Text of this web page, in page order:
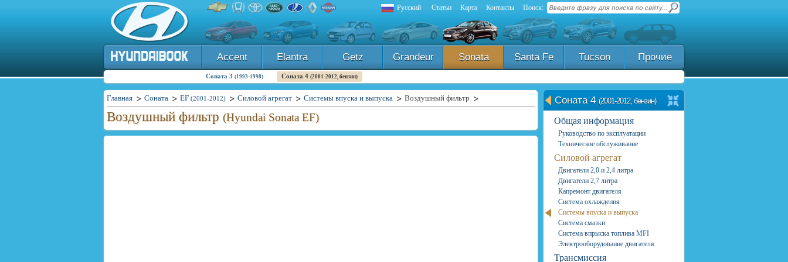
Русский Статьи Карта Контакты Поиск:
Accent Elantra Getz Grandeur Sonata Santa Fe Tucson Прочие
Соната 3 (1993-1998) Соната 4 (2001-2012, бензин)
Главная Соната EF (2001-2012) Силовой агрегат Системы впуска и выпуска Воздушный фильтр
Воздушный фильтр (Hyundai Sonata EF)
Соната 4 (2001-2012, бензин)
Общая информация
Руководство по эксплуатации
Техническое обслуживание
Силовой агрегат
Двигатели 2,0 и 2,4 литра
Двигатели 2,7 литра
Капремонт двигателя
Система охлаждения
Системы впуска и выпуска
Система смазки
Система впрыска топлива MFI
Электрооборудование двигателя
Трансмиссия